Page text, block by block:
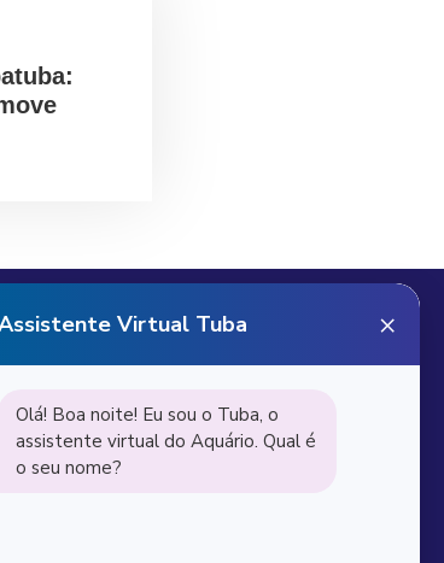
Receba notícias do
Aquário